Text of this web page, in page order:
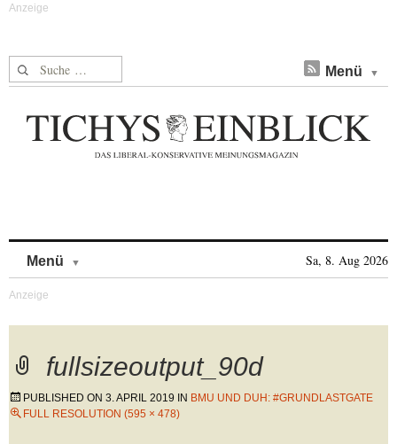
Suche nach: Menü
Menü Sa, 8. Aug 2026
fullsizeoutput_90d
PUBLISHED ON 3. APRIL 2019 IN BMU UND DUH: #GRUNDLASTGATE
FULL RESOLUTION (595 × 478)